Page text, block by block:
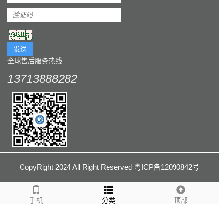
手机 分类 顶部
发送
全球售后服务热线:
13713888282
CopyRight 2024 All Right Reserved 粤ICP备12090842号